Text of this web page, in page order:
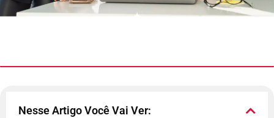
Nesse Artigo Você Vai Ver: